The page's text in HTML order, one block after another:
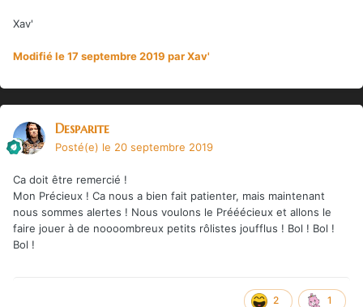
Xav'
Modifiéle 17 septembre 2019 par Xav'
Desparite
Posté(e) le 20 septembre 2019
Ca doit être remercié !
Mon Précieux ! Ca nous a bien fait patienter, mais maintenant
nous sommes alertes ! Nous voulons le Prééécieux et allons le
faire jouer à de noooombreux petits rôlistes joufflus ! Bol ! Bol !
Bol !
2 1